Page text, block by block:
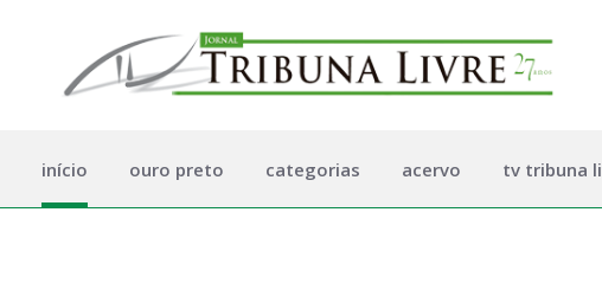
início ouro preto categorias acervo tv tribuna